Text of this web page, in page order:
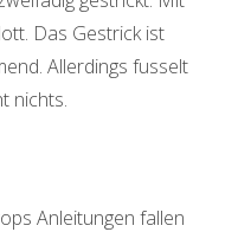
Das Gestrick ist
Allerdings fusselt
nichts.
Anleitungen fallen